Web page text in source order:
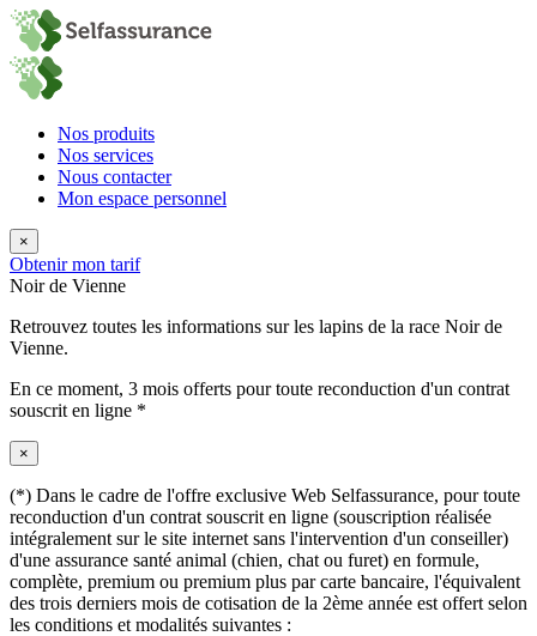
Nos produits
Nos services
Nous contacter
Mon espace personnel
×
Obtenir mon tarif
Noir de Vienne
Retrouvez toutes les informations sur les lapins de la race Noir de
Vienne.
En ce moment, 3 mois offerts pour toute reconduction d'un contrat
souscrit en ligne *
×
(*) Dans le cadre de l'offre exclusive Web Selfassurance, pour toute
reconduction d'un contrat souscrit en ligne (souscription réalisée
intégralement sur le site internet sans l'intervention d'un conseiller)
d'une assurance santé animal (chien, chat ou furet) en formule,
complète, premium ou premium plus par carte bancaire, l'équivalent
des trois derniers mois de cotisation de la 2ème année est offert selon
les conditions et modalités suivantes :